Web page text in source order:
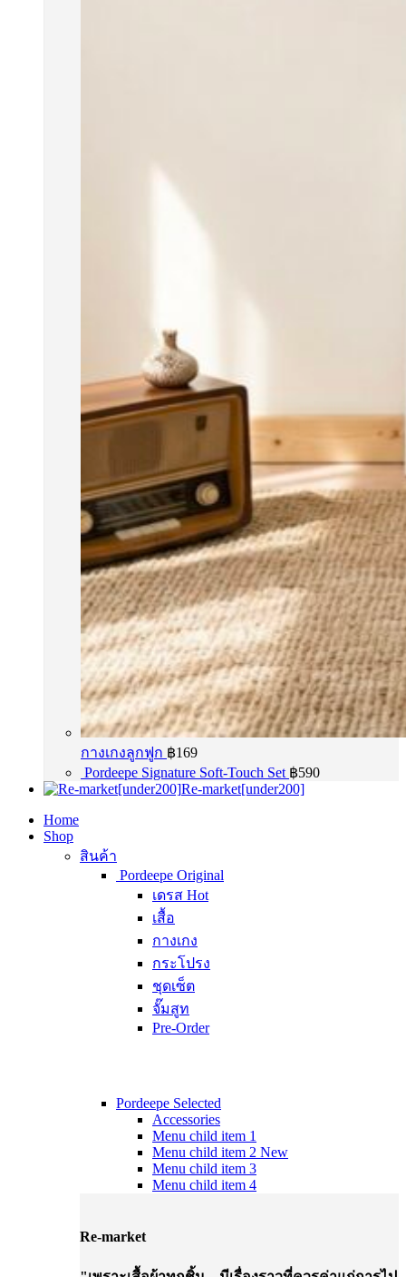
กางเกงลูกฟูก ฿169
Pordeepe Signature Soft-Touch Set ฿590
Re-market[under200]
Home
Shop
สินค้า
Pordeepe Original
เดรส Hot
เสื้อ
กางเกง
กระโปรง
ชุดเซ็ต
จั๊มสูท
Pre-Order
Pordeepe Selected
Accessories
Menu child item 1
Menu child item 2 New
Menu child item 3
Menu child item 4
Re-market